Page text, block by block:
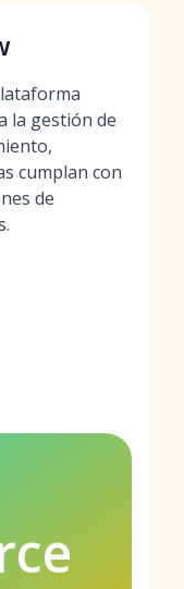
la gestión de
cumplan con
de